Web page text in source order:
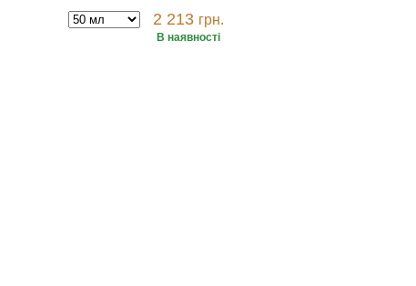
2 213 грн.
В наявності